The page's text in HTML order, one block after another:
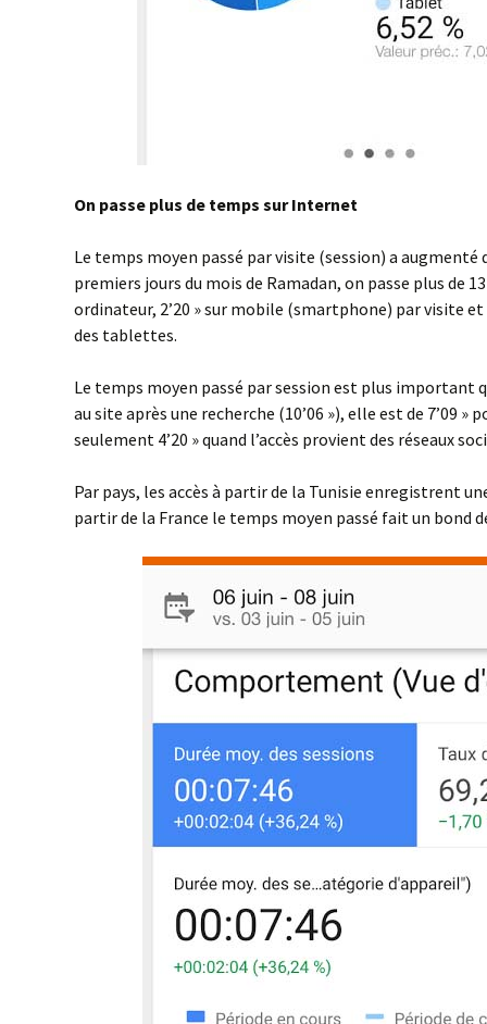
On passe plus de temps sur Internet
Le temps moyen passé par visite (session) a augmenté
premiers jours du mois de Ramadan, on passe plus de
ordinateur, 2’20 » sur mobile (smartphone) par visite
des tablettes.
Le temps moyen passé par session est plus important
au site après une recherche (10’06 »), elle est de 7’09 »
seulement 4’20 » quand l’accès provient des réseaux
Par pays, les accès à partir de la Tunisie enregistrent
partir de la France le temps moyen passé fait un bond